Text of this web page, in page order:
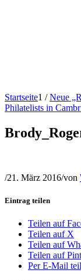
Startseite1 / Neue
Philatelists in
/21. März 2016/von
Eintrag teilen
Teilen auf
Teilen auf X
Teilen auf
Teilen auf
Per E-Mail